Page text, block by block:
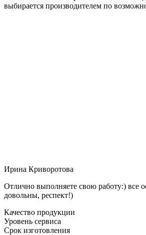
выбирается производителем по
Ирина Криворотова
Отлично выполняете свою работу:) все
довольны, респект!)
Качество продукции
Уровень сервиса
Срок изготовления